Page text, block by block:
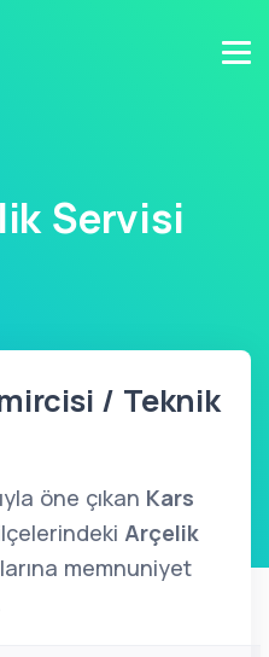
Servisi
/ Teknik
öne çıkan Kars
Arçelik
memnuniyet